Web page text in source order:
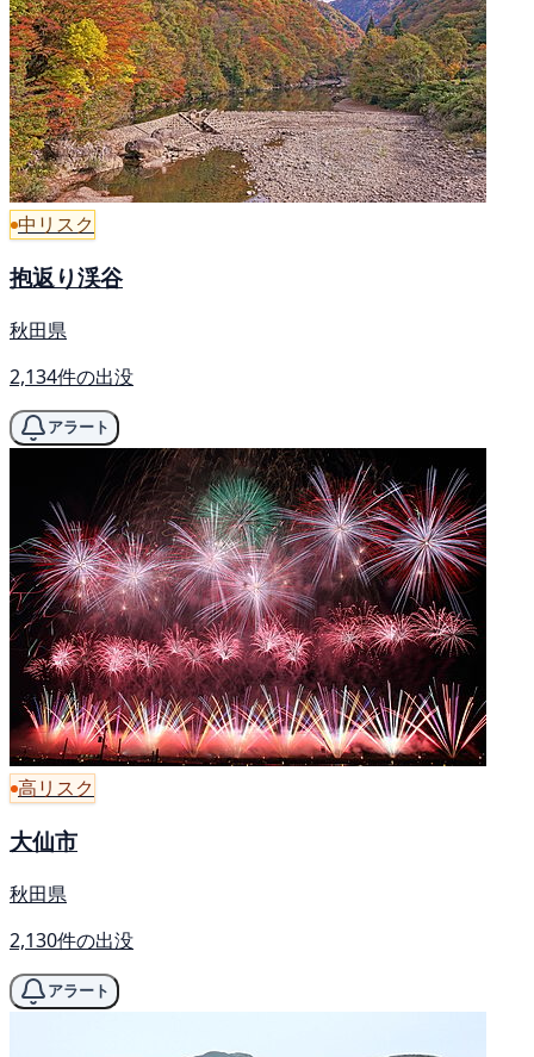
中リスク
抱返り渓谷
秋田県
2,134件の出没
アラート
高リスク
大仙市
秋田県
2,130件の出没
アラート